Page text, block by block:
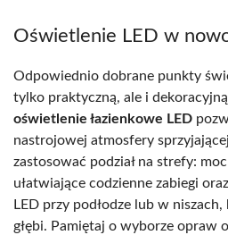
Oświetlenie LED w
Odpowiednio dobrane punkty
tylko praktyczną, ale i
oświetlenie łazienkowe LED
nastrojowej atmosfery
zastosować podział na strefy:
ułatwiające codzienne zabiegi
LED przy podłodze lub w
głębi. Pamiętaj o wyborze opraw